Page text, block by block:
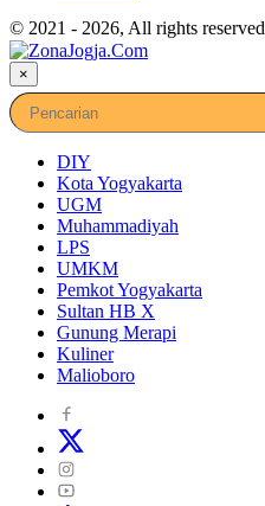
© 2021 - 2026, All rights reserved
×
DIY
Kota Yogyakarta
UGM
Muhammadiyah
LPS
UMKM
Pemkot Yogyakarta
Sultan HB X
Gunung Merapi
Kuliner
Malioboro